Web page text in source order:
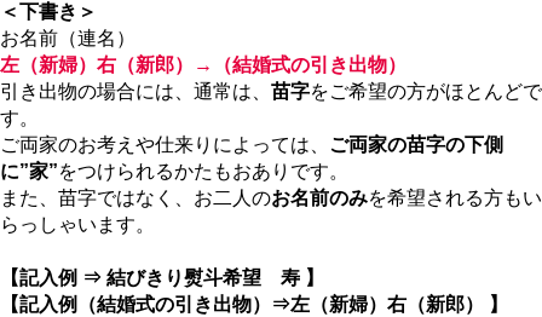
＜下書き＞
お名前（連名）
左（新婦）右（新郎）→（結婚式の引き出物）
引き出物の場合には、通常は、 苗字をご希望の方がほとんどで
す。
ご両家のお考えや仕来りによっては、 ご両家の苗字の下側
に”家”をつけられるかたもおありです。
また、苗字ではなく、お二人のお名前のみを希望される方もい
らっしゃいます。
【記入例 ⇒ 結びきり熨斗希望 寿 】
【記入例（結婚式の引き出物）⇒左（新婦）右（新郎） 】